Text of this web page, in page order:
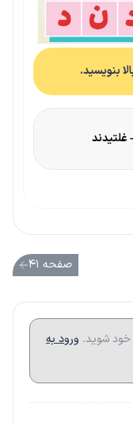
بنویسید.
صفحه ۴۱
خود شوید. ورود به